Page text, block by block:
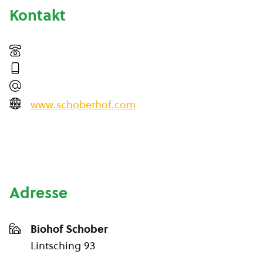
Kontakt
www.schoberhof.com
Adresse
Biohof Schober
Lintsching 93